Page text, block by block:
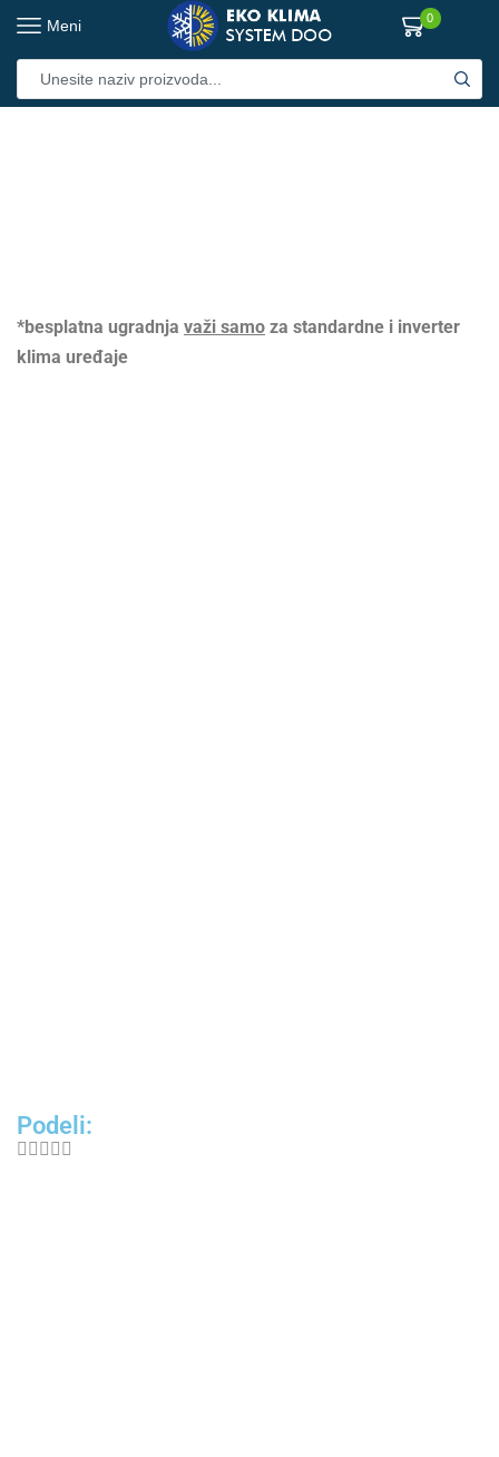
Meni 0
*besplatna ugradnja važi samo za standardne i inverter
klima uređaje
Podeli: